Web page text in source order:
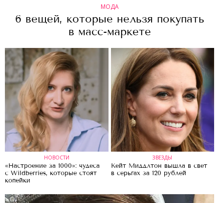
МОДА
6 вещей, которые нельзя покупать
в масс-маркете
НОВОСТИ
«Настроение за 1000»: чудеса
с Wildberries, которые стоят
копейки
ЗВЕЗДЫ
Кейт Миддлтон вышла в свет
в серьгах за 120 рублей